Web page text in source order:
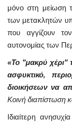
μόνο στη μείωση
των μετακλητών
που αγγίζουν
αυτονομίας των
«Το "μακρύ χέρι"
ασφυκτικό,
διοικήσεων να
Κοινή διαπίστωση
Ιδιαίτερη